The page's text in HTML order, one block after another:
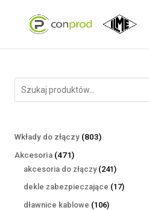
Wkłady do złączy 803803
Akcesoria 471471
produktów
akcesoria do złączy 241241
produktów
dekle zabezpieczające 1717
dławnice kablowe 106106